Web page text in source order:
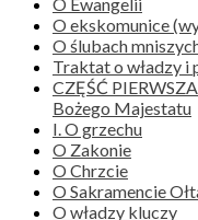
O ekskomunice
O ślubach
Traktat o władzy i
CZĘŚĆ
Bożego Majestatu
I. O grzechu
O Zakonie
O Chrzcie
O Sakramencie
O władzy kluczy